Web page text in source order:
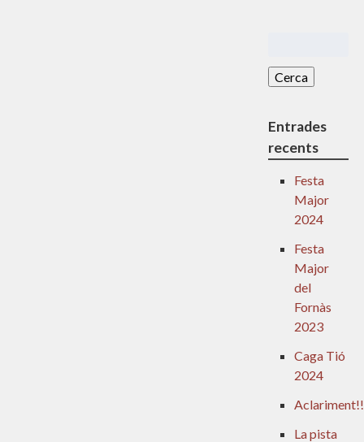
Entrades
recents
Festa
Major
2024
Festa
Major
del
Fornàs
2023
Caga Tió
2024
La pista